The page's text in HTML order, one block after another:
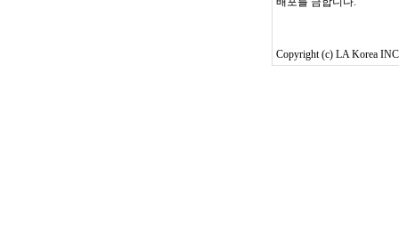
Copyright (c) LA Korea